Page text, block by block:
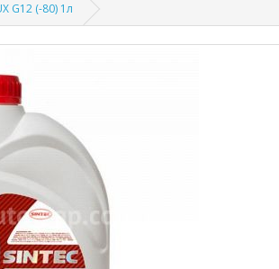
G12 (-80) 1л